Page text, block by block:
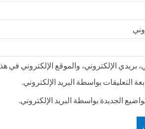
الإلكتروني، والموقع الإلكتروني في
التعليقات بواسطة البريد الإلكتروني.
الجديدة بواسطة البريد الإلكتروني.